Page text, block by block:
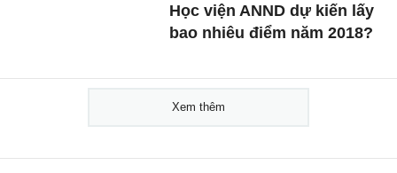
Học viện ANND dự kiến lấy
bao nhiêu điểm năm 2018?
Xem thêm